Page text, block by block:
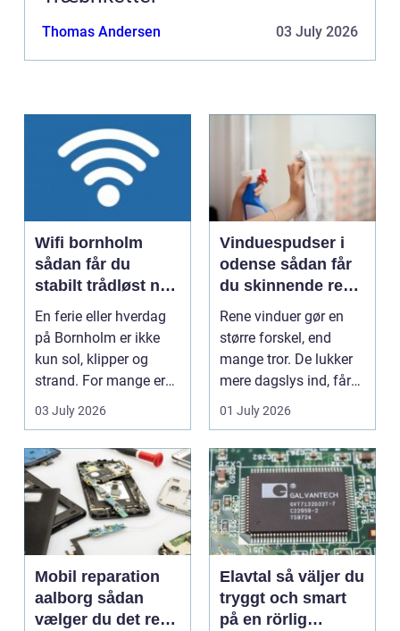
Thomas Andersen 03 July 2026
Wifi bornholm
sådan får du
stabilt trådløst net
på klippeøen
En ferie eller hverdag
på Bornholm er ikke
kun sol, klipper og
strand. For mange er
en stabil intern...
03 July 2026
Vinduespudser i
odense sådan får
du skinnende rene
ruder året rundt
Rene vinduer gør en
større forskel, end
mange tror. De lukker
mere dagslys ind, får
hjem og erhvervs...
01 July 2026
Mobil reparation
aalborg sådan
vælger du det rette
Elavtal så väljer du
tryggt och smart
på en rörlig